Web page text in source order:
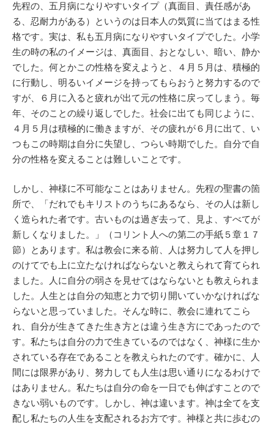
先程の、五月病になりやすいタイプ（真面目、責任感があ
る、忍耐力がある）というのは日本人の気質に当てはまる性
格です。実は、私も五月病になりやすいタイプでした。小学
生の時の私のイメージは、真面目、おとなしい、暗い、静か
でした。何とかこの性格を変えようと、４月５月は、積極的
に行動し、明るいイメージを持ってもらおうと努力するので
すが、６月に入ると疲れが出て元の性格に戻ってしまう。毎
年、そのことの繰り返しでした。社会に出ても同じように、
４月５月は積極的に働きますが、その疲れが６月に出て、い
つもこの時期は自分に失望し、つらい時期でした。自分で自
分の性格を変えることは難しいことです。
しかし、神様に不可能なことはありません。先程の聖書の箇
所で、「だれでもキリストのうちにあるなら、その人は新し
く造られた者です。古いものは過ぎ去って、見よ、すべてが
新しくなりました。」（コリント人への第二の手紙５章１７
節）とあります。私は教会に来る前、人は努力して人を押し
のけてでも上に立たなければならないと教えられて育てられ
ました。人に自分の弱さを見せてはならないとも教えられま
した。人生とは自分の知恵と力で切り開いていかなければな
らないと思っていました。そんな時に、教会に連れてこら
れ、自分が生きてきた生き方とは違う生き方にであったので
す。私たちは自分の力で生きているのではなく、神様に生か
されている存在であることを教えられたのです。確かに、人
間には限界があり、努力しても人生は思い通りになるわけで
はありません。私たちは自分の命を一日でも伸ばすことので
きない弱いものです。しかし、神は違います。神は全てを支
配し私たちの人生を支配されるお方です。神様と共に歩むの